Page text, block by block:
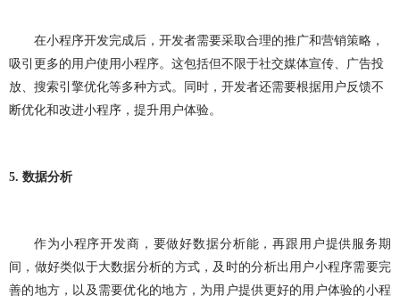
在小程序开发完成后，开发者需要采取合理的推广和营销策略，
吸引更多的用户使用小程序。这包括但不限于社交媒体宣传、广告投
放、搜索引擎优化等多种方式。同时，开发者还需要根据用户反馈不
断优化和改进小程序，提升用户体验。
5. 数据分析
作为小程序开发商，要做好数据分析能，再跟用户提供服务期
间，做好类似于大数据分析的方式，及时的分析出用户小程序需要完
善的地方，以及需要优化的地方，为用户提供更好的用户体验的小程